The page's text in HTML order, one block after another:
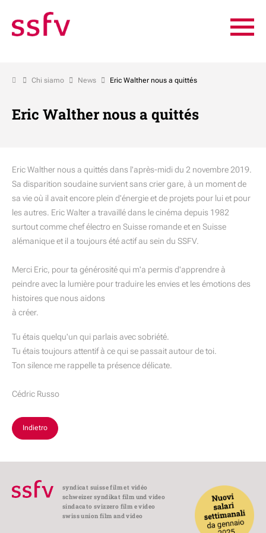
Chi siamo News Eric Walther nous a quittés
Eric Walther nous a quittés
Eric Walther nous a quittés dans l'après-midi du 2 novembre 2019.
Sa disparition soudaine survient sans crier gare, à un moment de
sa vie où il avait encore plein d'énergie et de projets pour lui et pour
les autres. Eric Walter a travaillé dans le cinéma depuis 1982
surtout comme chef électro en Suisse romande et en Suisse
alémanique et il a toujours été actif au sein du SSFV.
Merci Eric, pour ta générosité qui m'a permis d'apprendre à
peindre avec la lumière pour traduire les envies et les émotions des
histoires que nous aidons
à créer.
Tu étais quelqu'un qui parlais avec sobriété.
Tu étais toujours attentif à ce qui se passait autour de toi.
Ton silence me rappelle ta présence délicate.
Cédric Russo
Indietro
syndicat suisse film et vidéo
schweizer syndikat film und video
sindacato svizzero film e video
swiss union film and video